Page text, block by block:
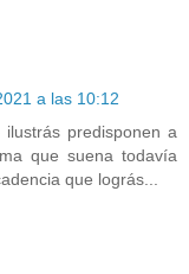
a las 10:12
predisponen a
que suena todavía
que lográs...